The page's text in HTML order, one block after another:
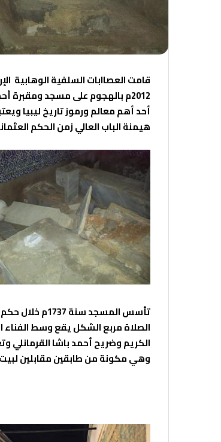
قامت العصاابات السلفية الوهابية
2012م بالهجوم على مسجد ومقبرة
أحد أهم معالم ورموز تاريخ ليبيا
هيمنة الباب العالي زمن الحكم
الصلاة مربع الشكل يقع وسط الفناء
الكريم وضريح أحمد باشا القرمانلي
وهي مكونة من طابقين مقابلين